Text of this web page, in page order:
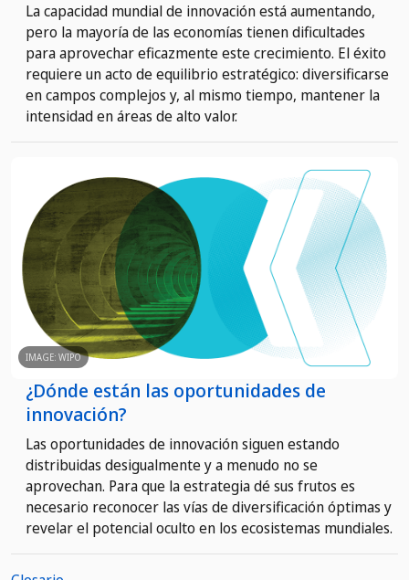
La capacidad mundial de innovación está aumentando,
pero la mayoría de las economías tienen dificultades
para aprovechar eficazmente este crecimiento. El éxito
requiere un acto de equilibrio estratégico: diversificarse
en campos complejos y, al mismo tiempo, mantener la
intensidad en áreas de alto valor.
IMAGE: WIPO
¿Dónde están las oportunidades de
innovación?
Las oportunidades de innovación siguen estando
distribuidas desigualmente y a menudo no se
aprovechan. Para que la estrategia dé sus frutos es
necesario reconocer las vías de diversificación óptimas y
revelar el potencial oculto en los ecosistemas mundiales.